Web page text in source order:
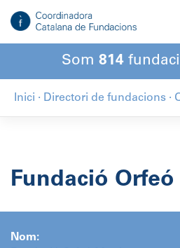
contingut
Som 814
Inici · Directori de fundacions ·
Fundació
Nom: